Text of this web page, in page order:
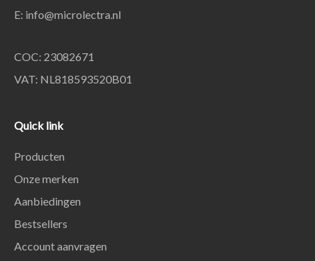
E: info@microlectra.nl
COC: 23082671
VAT: NL818593520B01
Quick link
Producten
Onze merken
Aanbiedingen
Bestsellers
Account aanvragen